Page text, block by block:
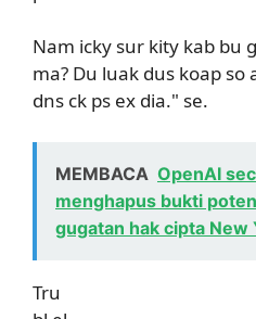
Nam icky sur kity kab bu
ma? Du luak dus koap so
dns ck ps ex dia." se.
MEMBACA OpenAI
menghapus bukti
gugatan hak cipta New
Tru